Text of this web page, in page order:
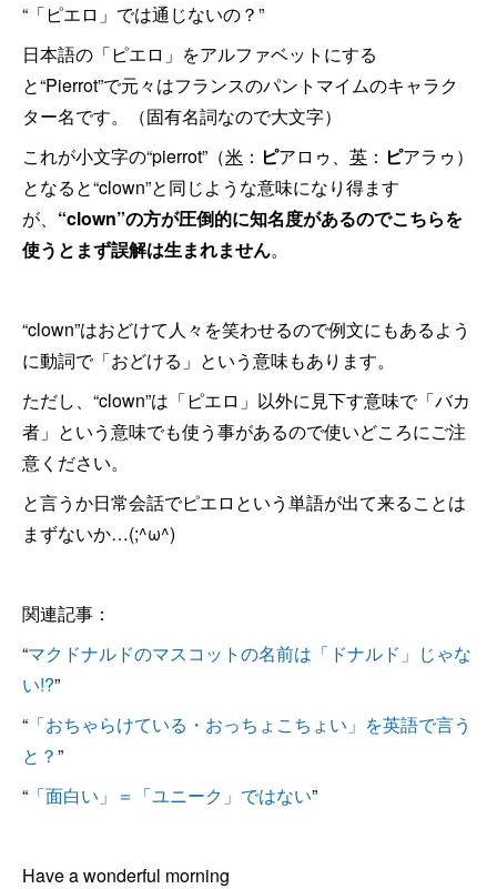
“「ピエロ」では通じないの？”
日本語の「ピエロ」をアルファベットにする
と“Pierrot”で元々はフランスのパントマイムのキャラク
ター名です。（固有名詞なので大文字）
これが小文字の“pierrot”（米 ： ピアロゥ、 英 ： ピアラゥ）
となると“clown”と同じような意味になり得ます
が、 “clown”の方が圧倒的に知名度があるのでこちらを
使うとまず誤解は生まれません。
“clown”はおどけて人々を笑わせるので例文にもあるよう
に動詞で「おどける」という意味もあります。
ただし、“clown”は「ピエロ」以外に見下す意味で「バカ
者」という意味でも使う事があるので使いどころにご注
意ください。
と言うか日常会話でピエロという単語が出て来ることは
まずないか…(;^ω^)
関連記事：
“マクドナルドのマスコットの名前は「ドナルド」じゃな
い!?”
“ 「おちゃらけている・おっちょこちょい」を英語で言う
と？”
“ 「面白い」＝「ユニーク」ではない”
Have a wonderful morning